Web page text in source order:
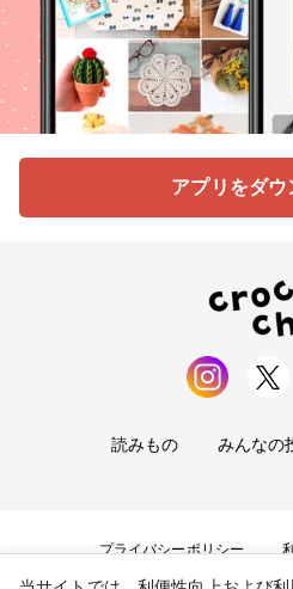
アプリをダウ
読みもの みんなの
プライバシーポリシー